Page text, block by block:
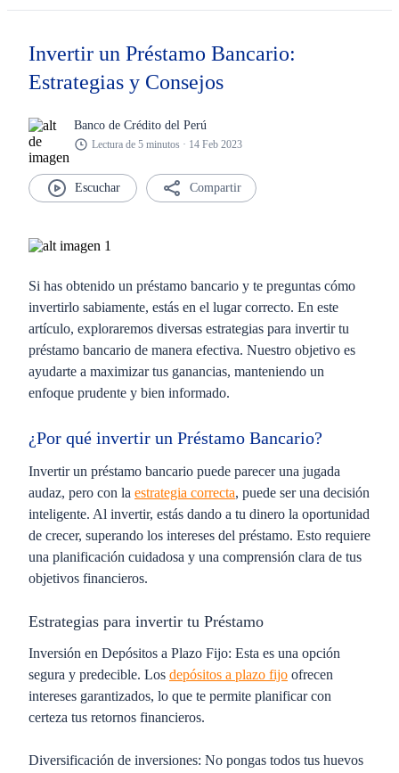
Invertir un Préstamo Bancario:
Estrategias y Consejos
Banco de Crédito del Perú
Lectura de 5 minutos · 14 Feb 2023
Compartir
Si has obtenido un préstamo bancario y te preguntas cómo
invertirlo sabiamente, estás en el lugar correcto. En este
artículo, exploraremos diversas estrategias para invertir tu
préstamo bancario de manera efectiva. Nuestro objetivo es
ayudarte a maximizar tus ganancias, manteniendo un
enfoque prudente y bien informado.
¿Por qué invertir un Préstamo Bancario?
Invertir un préstamo bancario puede parecer una jugada
audaz, pero con la estrategia correcta, puede ser una decisión
inteligente. Al invertir, estás dando a tu dinero la oportunidad
de crecer, superando los intereses del préstamo. Esto requiere
una planificación cuidadosa y una comprensión clara de tus
objetivos financieros.
Estrategias para invertir tu Préstamo
Inversión en Depósitos a Plazo Fijo: Esta es una opción
segura y predecible. Los depósitos a plazo fijo ofrecen
intereses garantizados, lo que te permite planificar con
certeza tus retornos financieros.
Diversificación de inversiones: No pongas todos tus huevos